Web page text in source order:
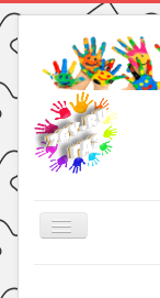
Включить/